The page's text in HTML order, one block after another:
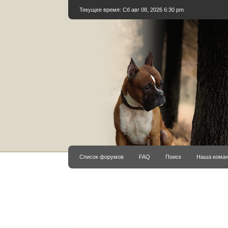
Текущее время: Сб авг 08, 2026 6:30 pm
Список форумов FAQ Поиск Наша